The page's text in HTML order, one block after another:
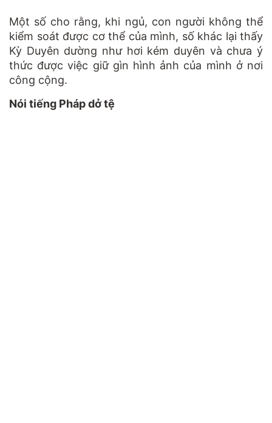
Một số cho rằng, khi ngủ, con người không thể
kiểm soát được cơ thể của mình, số khác lại thấy
Kỳ Duyên dường như hơi kém duyên và chưa ý
thức được việc giữ gìn hình ảnh của mình ở nơi
công cộng.
Nói tiếng Pháp dở tệ